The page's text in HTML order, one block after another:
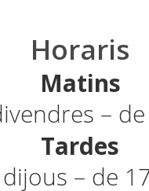
Horaris
Matins
–
Tardes
– de